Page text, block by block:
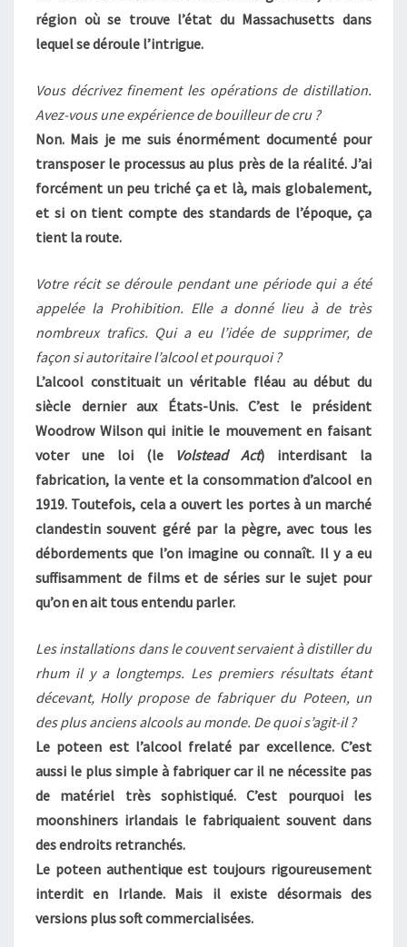
région où se trouve l’état du Massachusetts dans
lequel se déroule l’intrigue.
Vous décrivez finement les opérations de distillation.
Avez-vous une expérience de bouilleur de cru ?
Non. Mais je me suis énormément documenté pour
transposer le processus au plus près de la réalité. J’ai
forcément un peu triché ça et là, mais globalement,
et si on tient compte des standards de l’époque, ça
tient la route.
Votre récit se déroule pendant une période qui a été
appelée la Prohibition. Elle a donné lieu à de très
nombreux trafics. Qui a eu l’idée de supprimer, de
façon si autoritaire l’alcool et pourquoi ?
L’alcool constituait un véritable fléau au début du
siècle dernier aux États-Unis. C’est le président
Woodrow Wilson qui initie le mouvement en faisant
voter une loi (le Volstead Act) interdisant la
fabrication, la vente et la consommation d’alcool en
1919. Toutefois, cela a ouvert les portes à un marché
clandestin souvent géré par la pègre, avec tous les
débordements que l’on imagine ou connaît. Il y a eu
suffisamment de films et de séries sur le sujet pour
qu’on en ait tous entendu parler.
Les installations dans le couvent servaient à distiller du
rhum il y a longtemps. Les premiers résultats étant
décevant, Holly propose de fabriquer du Poteen, un
des plus anciens alcools au monde. De quoi s’agit-il ?
Le poteen est l’alcool frelaté par excellence. C’est
aussi le plus simple à fabriquer car il ne nécessite pas
de matériel très sophistiqué. C’est pourquoi les
moonshiners irlandais le fabriquaient souvent dans
des endroits retranchés.
Le poteen authentique est toujours rigoureusement
interdit en Irlande. Mais il existe désormais des
versions plus soft commercialisées.